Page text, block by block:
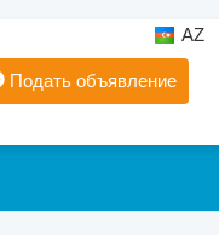
AZ
Подать объявление